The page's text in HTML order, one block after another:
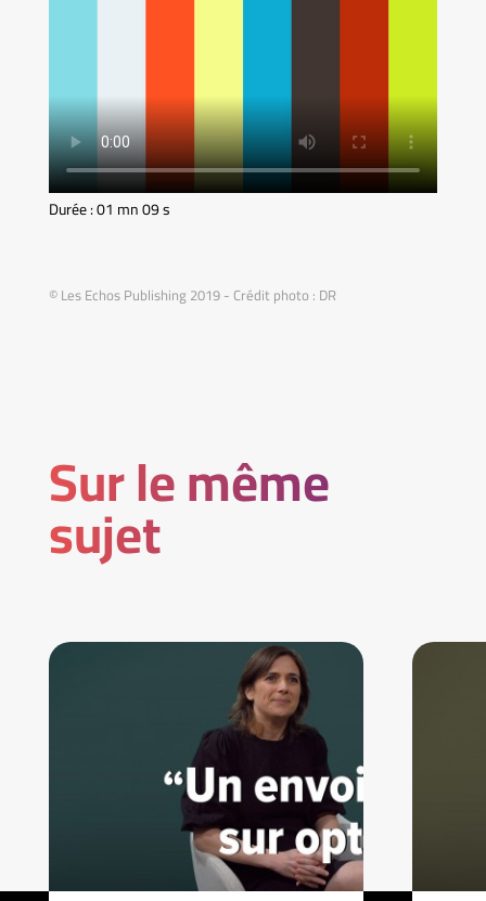
Durée : 01 mn 09 s
© Les Echos Publishing 2019 - Crédit photo : DR
Sur le même
sujet